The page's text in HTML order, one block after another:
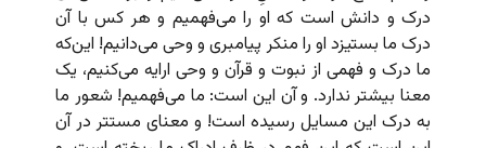
درک و دانش است که او را می‌فهمیم و هر کس با آن
درک ما بستیزد او را منکر پیامبری و وحی می‌دانیم! این‌که
ما درک و فهمی از نبوت و قرآن و وحی ارایه می‌کنیم، یک
معنا بیشتر ندارد. و آن این است: ما می‌فهمیم! شعور ما
به درک این مسایل رسیده است! و معنای مستتر در آن